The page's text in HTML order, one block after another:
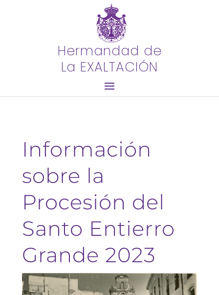
Hermandad de
La EXALTACIÓN
Información
sobre la
Procesión del
Santo Entierro
Grande 2023